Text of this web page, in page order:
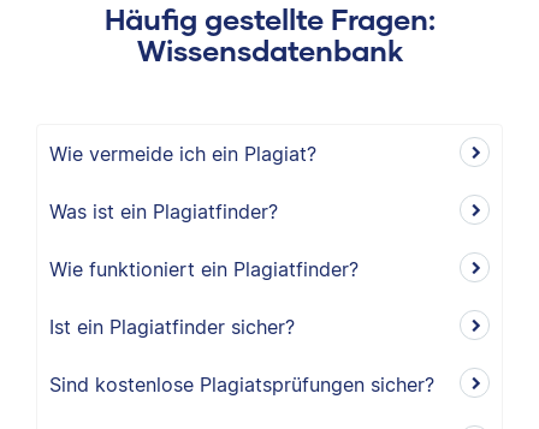
Häufig gestellte Fragen:
Wissensdatenbank
Wie vermeide ich ein Plagiat?
Was ist ein Plagiatfinder?
Wie funktioniert ein Plagiatfinder?
Ist ein Plagiatfinder sicher?
Sind kostenlose Plagiatsprüfungen sicher?